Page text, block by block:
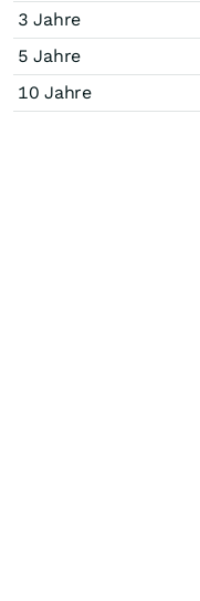
3 Jahre
5 Jahre
10 Jahre